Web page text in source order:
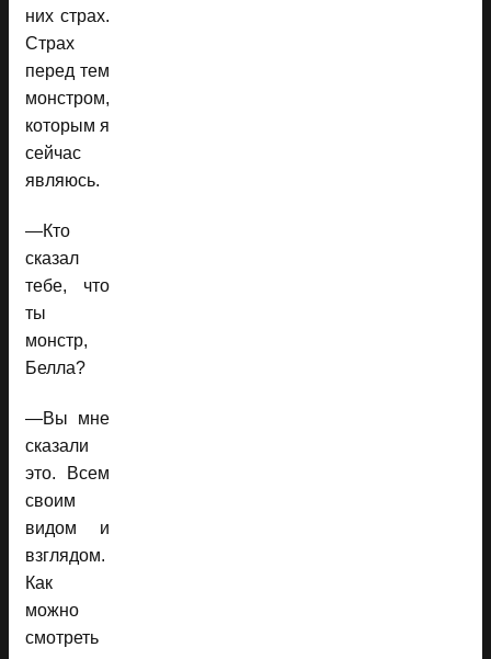
них страх.
Страх
перед тем
монстром,
которым я
сейчас
являюсь.
—Кто
сказал
тебе, что
ты
монстр,
Белла?
—Вы мне
сказали
это. Всем
своим
видом и
взглядом.
Как
можно
смотреть